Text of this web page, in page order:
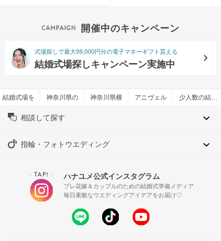
開催中のキャンペーン
式場探しで最大98,000円分の電子マネーギフト貰える
結婚式場探しキャンペーン実施中
結婚式場を探すならハナユメ神奈川県の結婚式場一覧神奈川県横浜市の結婚式場一覧
アニヴェルセル みなとみら
相談して探す
指輪・フォトウエディング
＼ TAP! ／ ハナユメ公式インスタグラム
プレ花嫁＆カップルのための結婚式準備メディア
毎日素敵なウエディングアイデアをお届け♡